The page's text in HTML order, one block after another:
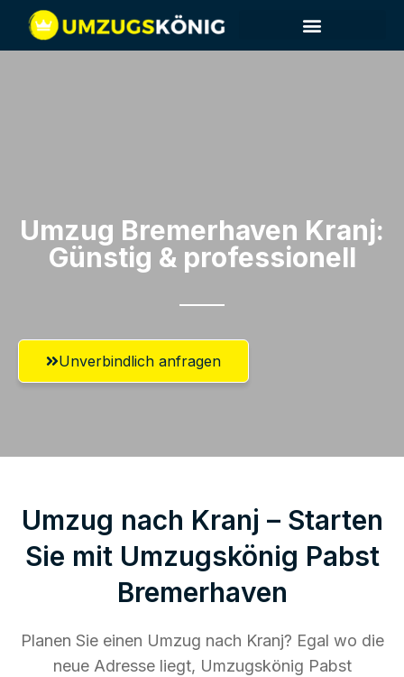
Umzug Bremerhaven​ Kranj:
Günstig & professionell​
Unverbindlich anfragen
Umzug nach Kranj – Starten
Sie mit Umzugskönig Pabst
Bremerhaven
Planen Sie einen Umzug nach Kranj? Egal wo die
neue Adresse liegt, Umzugskönig Pabst